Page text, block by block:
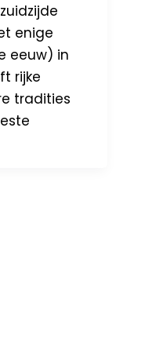
enige
eeuw) in
rijke
tradities